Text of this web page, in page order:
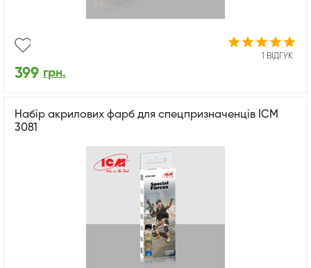
1 ВІДГУК
399 грн.
Набір акрилових фарб для спецпризначенців ICM
3081